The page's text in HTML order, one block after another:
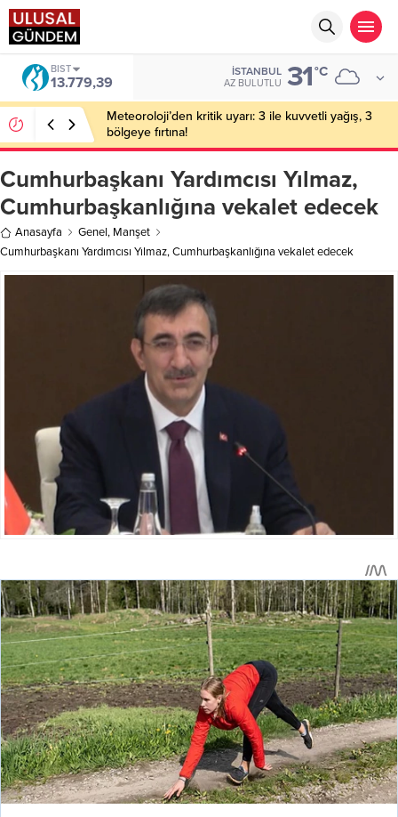
BIST
13.779,39
İSTANBUL
AZ BULUTLU 31°C
Meteoroloji’den kritik uyarı: 3 ile kuvvetli yağış, 3
bölgeye fırtına!
Cumhurbaşkanı Yardımcısı Yılmaz,
Cumhurbaşkanlığına vekalet edecek
Anasayfa Genel, Manşet
Cumhurbaşkanı Yardımcısı Yılmaz, Cumhurbaşkanlığına vekalet edecek